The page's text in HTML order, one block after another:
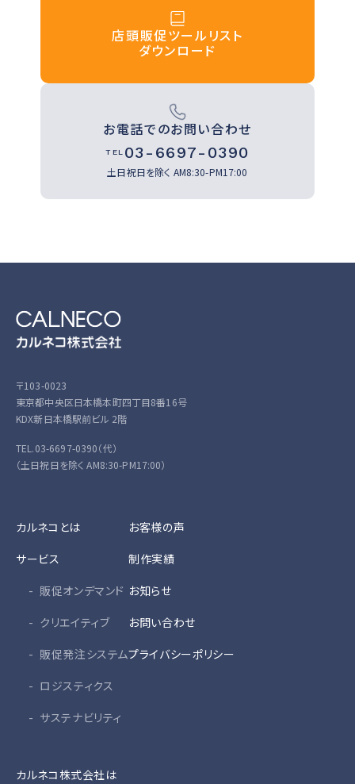
店頭販促ツールリスト
ダウンロード
お電話でのお問い合わせ
TEL 03-6697-0390
土日祝日を除く AM8:30-PM17:00
〒103-0023
東京都中央区日本橋本町四丁目8番16号
KDX新日本橋駅前ビル 2階
TEL.03-6697-0390（代）
（土日祝日を除く AM8:30-PM17:00）
カルネコとは
サービス
販促オンデマンド
クリエイティブ
販促発注システム
ロジスティクス
サステナビリティ
お客様の声
制作実績
お知らせ
お問い合わせ
プライバシーポリシー
カルネコ株式会社は